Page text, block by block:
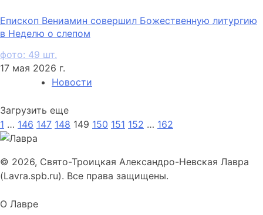
Епископ Вениамин совершил Божественную литургию
в Неделю о слепом
фото: 49 шт.
17 мая 2026 г.
Новости
Загрузить еще
1 … 146 147 148 149 150 151 152 … 162
© 2026, Свято-Троицкая Александро-Невская Лавра
(Lavra.spb.ru). Все права защищены.
О Лавре